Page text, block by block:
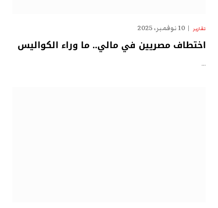
تقارير 10 نوفمبر، 2025
اختطاف مصريين في مالي.. ما وراء الكواليس
…